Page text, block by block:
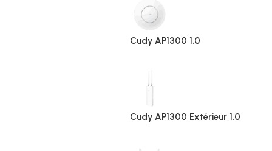
Cudy AP1300 1.0
Cudy AP1300 Extérieur 1.0